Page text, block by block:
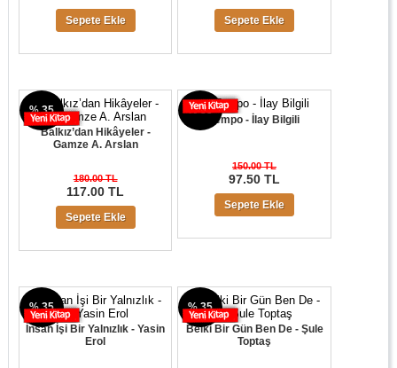
Sepete Ekle Sepete Ekle
Balkız’dan Hikâyeler -
Gamze A. Arslan
180.00 TL
117.00 TL
% 35
Sepete Ekle
Tempo - İlay Bilgili
150.00 TL
97.50 TL
% 35
Sepete Ekle
İnsan İşi Bir Yalnızlık - Yasin
Erol
% 35
Belki Bir Gün Ben De - Şule
Toptaş
% 35